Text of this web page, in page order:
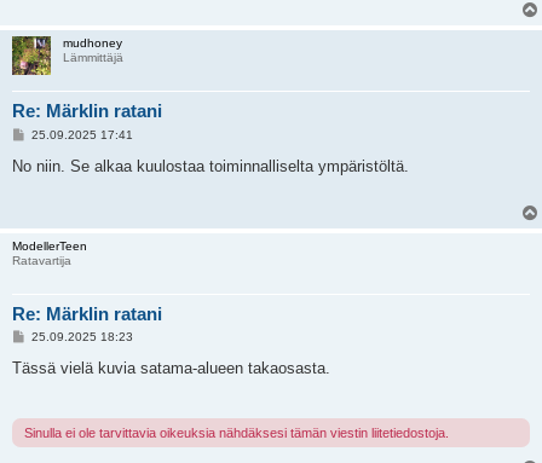
mudhoney
Lämmittäjä
Re: Märklin ratani
V
e
25.09.2025 17:41
No niin. Se alkaa kuulostaa toiminnalliselta ympäristöltä.
ModellerTeen
Ratavartija
Re: Märklin ratani
V
e
25.09.2025 18:23
Tässä vielä kuvia satama-alueen takaosasta.
Sinulla ei ole tarvittavia oikeuksia nähdäksesi tämän viestin liitetiedostoja.